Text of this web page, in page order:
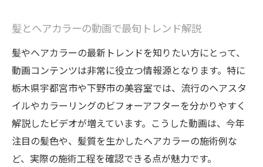
係
動画が教える髪とヘアカラーの最新ケア術
美しい髪質を作るヘアカラー選びのコツ
ビデオで学ぶツヤ髪トリートメントの極意
髪の艶を引き出すトリートメント動画解説
ヘアカラー後の髪を守る極意をビデオで学
髪とヘアカラーの動画で最旬トレンド解説
髪やヘアカラーの最新トレンドを知りたい方にとって、
動画コンテンツは非常に役立つ情報源となります。特に
栃木県宇都宮市や下野市の美容室では、流行のヘアスタ
イルやカラーリングのビフォーアフターを分かりやすく
解説したビデオが増えています。こうした動画は、今年
注目の髪色や、髪質を生かしたヘアカラーの施術例な
ど、実際の施術工程を確認できる点が魅力です。